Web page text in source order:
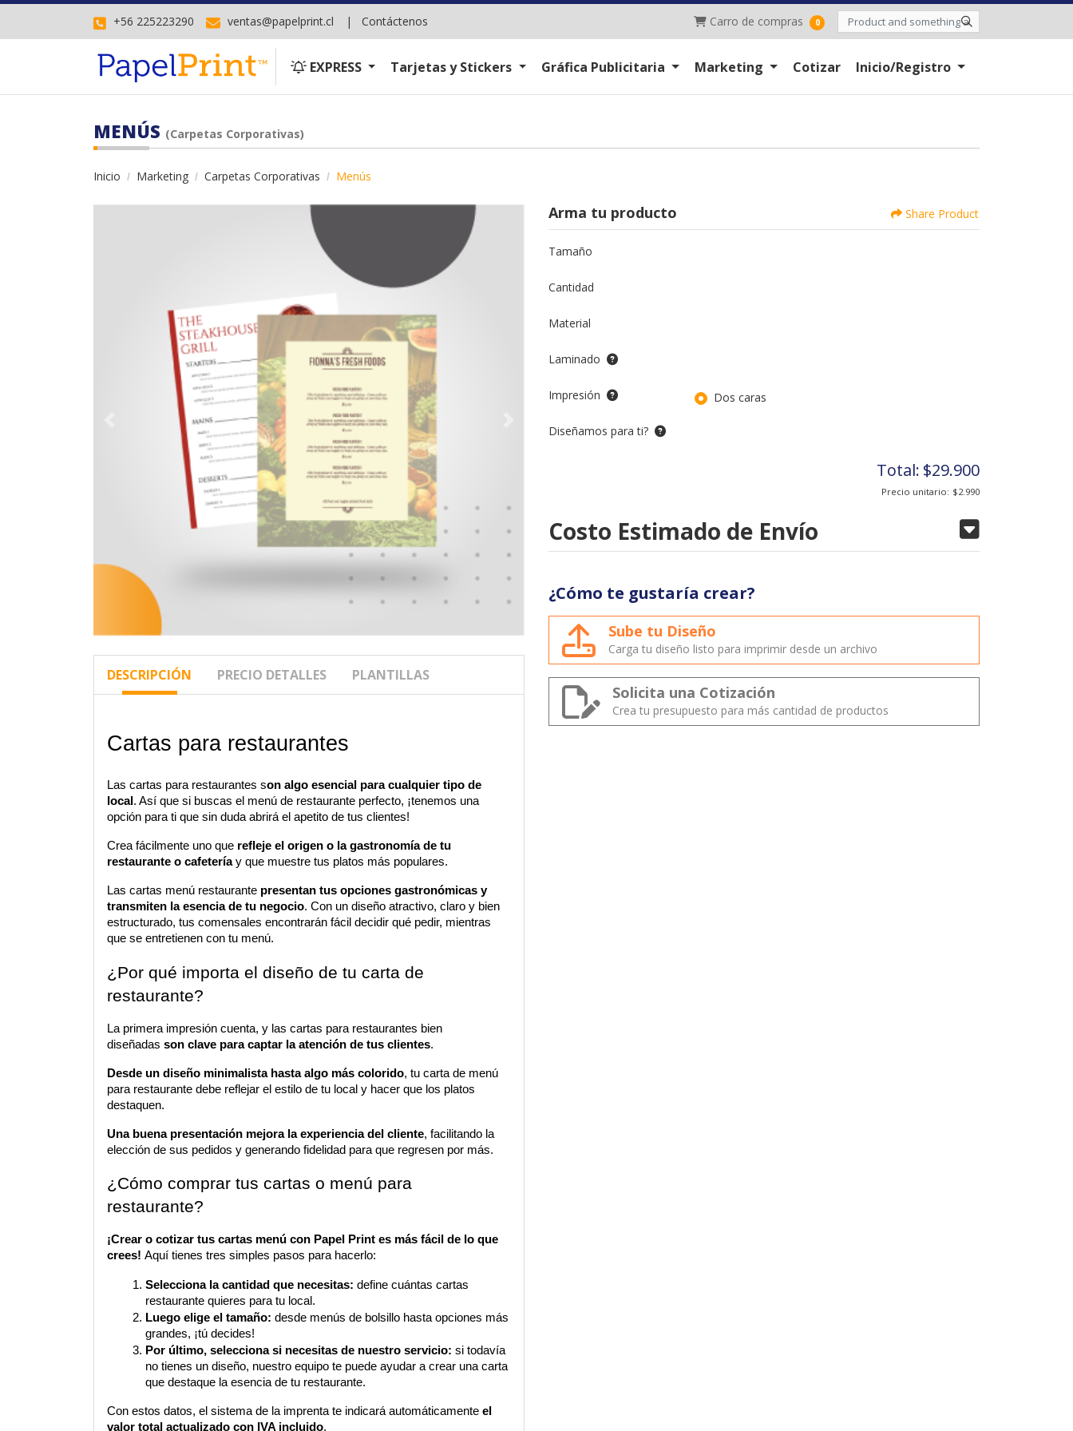
+56 225223290 ventas@papelprint.cl | Contáctenos Carro de compras
Carro de compras 0
EXPRESS
EXPRESS Tarjetas y Stickers Gráfica Publicitaria Marketing Cotizar Inicio/Registro
MENÚS (Carpetas Corporativas)
Inicio Marketing Carpetas Corporativas Menús
DESCRIPCIÓN PRECIO DETALLES PLANTILLAS
Cartas para restaurantes
Las cartas para restaurantes son algo esencial para cualquier tipo de
local . Así que si buscas el menú de restaurante perfecto, ¡tenemos una
opción para ti que sin duda abrirá el apetito de tus clientes!
Crea fácilmente uno que refleje el origen o la gastronomía de tu
restaurante o cafetería y que muestre tus platos más populares.
Las cartas menú restaurante presentan tus opciones gastronómicas y
transmiten la esencia de tu negocio. Con un diseño atractivo, claro y bien
estructurado, tus comensales encontrarán fácil decidir qué pedir, mientras
que se entretienen con tu menú.
¿Por qué importa el diseño de tu carta de
restaurante?
La primera impresión cuenta, y las cartas para restaurantes bien
diseñadas son clave para captar la atención de tus clientes.
Desde un diseño minimalista hasta algo más colorido, tu carta de menú
para restaurante debe reflejar el estilo de tu local y hacer que los platos
destaquen.
Una buena presentación mejora la experiencia del cliente, facilitando la
elección de sus pedidos y generando fidelidad para que regresen por más.
¿Cómo comprar tus cartas o menú para
restaurante?
¡Crear o cotizar tus cartas menú con Papel Print es más fácil de lo que
crees! Aquí tienes tres simples pasos para hacerlo:
Selecciona la cantidad que necesitas: define cuántas cartas
restaurante quieres para tu local.
Luego elige el tamaño: desde menús de bolsillo hasta opciones más
grandes, ¡tú decides!
Por último, selecciona si necesitas de nuestro servicio: si todavía
no tienes un diseño, nuestro equipo te puede ayudar a crear una carta
que destaque la esencia de tu restaurante.
Con estos datos, el sistema de la imprenta te indicará automáticamente el
valor total actualizado con IVA incluido.
Arma tu producto Share Product
Tamaño
Cantidad
Material
Laminado
Impresión Dos caras
Diseñamos para ti?
Total: $29.900
Precio unitario: $2.990
Costo Estimado de Envío
¿Cómo te gustaría crear?
Sube tu Diseño
Carga tu diseño listo para imprimir desde un archivo
Solicita una Cotización
Crea tu presupuesto para más cantidad de productos